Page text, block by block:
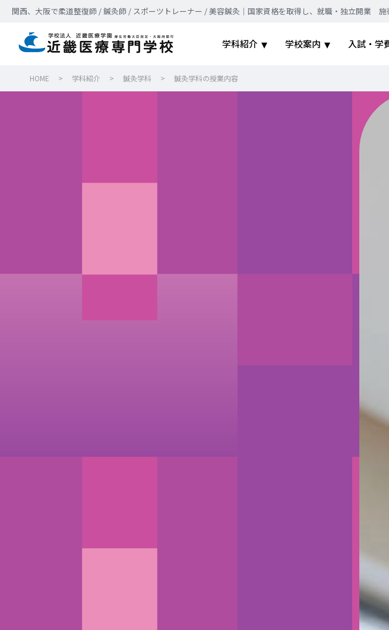
関西、大阪で柔道整復師 / 鍼灸師 / スポーツトレーナー / 美容鍼灸｜国家資格を取得し、就職・独立開業 施
学科紹介 学校案内 入試・学
HOME > 学科紹介 > 鍼灸学科 > 鍼灸学科の授業内容